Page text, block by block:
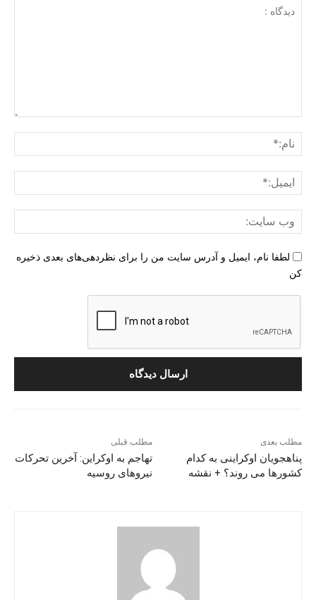
لطفا نام، ایمیل و آدرس سایت من را برای نظردهی‌های بعدی ذخیره
کن
مطلب قبلی
تهاجم به اوکراین: آخرین تحرکات
نیروهای روسیه
مطلب بعدی
پناهجویان اوکراینی به کدام
کشورها می روند؟ + نقشه